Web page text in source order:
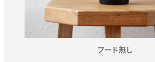
フード無し